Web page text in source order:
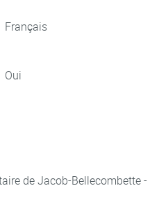
Français
Oui
de Jacob-Bellecombette -